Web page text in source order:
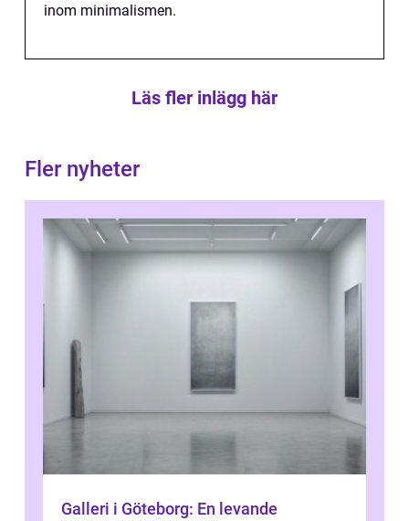
inom minimalismen.
Läs fler inlägg här
Fler nyheter
Galleri i Göteborg: En levande